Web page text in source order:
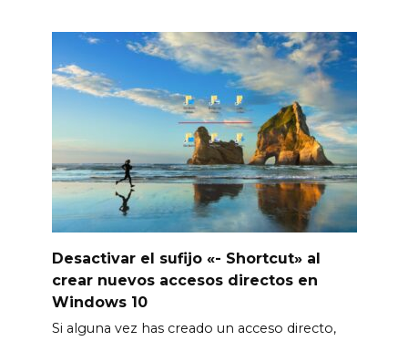
Desactivar el sufijo «- Shortcut» al
crear nuevos accesos directos en
Windows 10
Si alguna vez has creado un acceso directo,